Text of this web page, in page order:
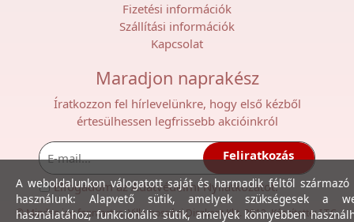
Fizetési információk
Szállítási információk
Kapcsolat
Maradjon naprakész
Íratkozzon fel hírlevelünkre, hogy első kézből
értesülhessen legfrissebb akcióinkról
Feliratkozás
Elfogadom azAdatvédelmi Nyilatkozatot.
© Minden jog fenntartva. Villamossági Diszkont Kkt. 2012. Készítette:I.T.C.
A weboldalunkon válogatott saját és harmadik féltől származó
használunk: Alapvető sütik, amelyek szükségesek a
használatához; funkcionális sütik, amelyek könnyebben